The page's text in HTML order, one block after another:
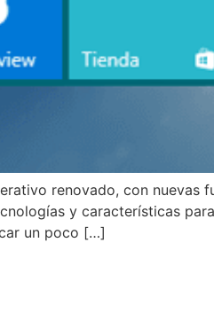
renovado, con nuevas
y características
un poco […]